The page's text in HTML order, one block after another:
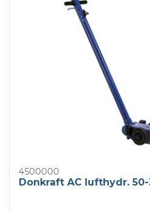
4500000
Donkraft AC lufthydr. 50-